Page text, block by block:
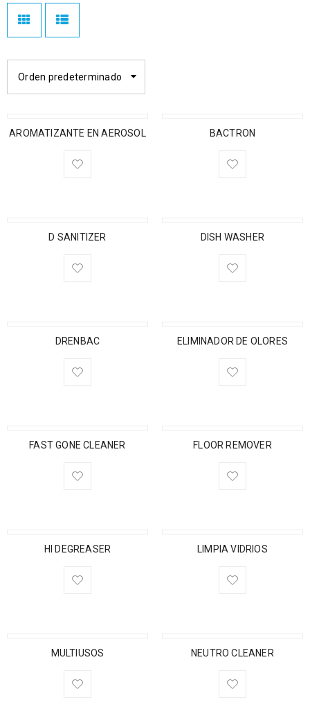
Orden predeterminado
AROMATIZANTE EN AEROSOL BACTRON
D SANITIZER DISH WASHER
DRENBAC ELIMINADOR DE OLORES
FAST GONE CLEANER FLOOR REMOVER
HI DEGREASER LIMPIA VIDRIOS
MULTIUSOS NEUTRO CLEANER